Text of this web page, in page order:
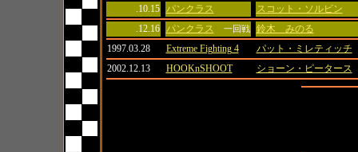
.10.15
パンクラス
スコット・ソルビン
.12.16
パンクラス 一回戦
鈴木 みのる
1997.03.28
Extreme Fighting 4
パット・ミレティッチ
2002.12.13
HOOKnSHOOT ショーン・ピータース